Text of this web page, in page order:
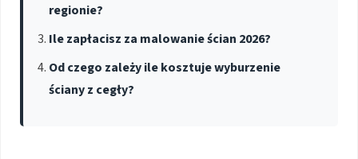
regionie?
Ile zapłacisz za malowanie ścian 2026?
Od czego zależy ile kosztuje wyburzenie
ściany z cegły?